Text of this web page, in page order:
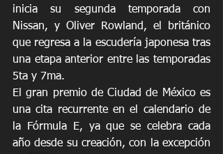
inicia su segunda temporada con
Nissan, y Oliver Rowland, el británico
que regresa a la escudería japonesa tras
una etapa anterior entre las temporadas
5ta y 7ma.
El gran premio de Ciudad de México es
una cita recurrente en el calendario de
la Fórmula E, ya que se celebra cada
año desde su creación, con la excepción